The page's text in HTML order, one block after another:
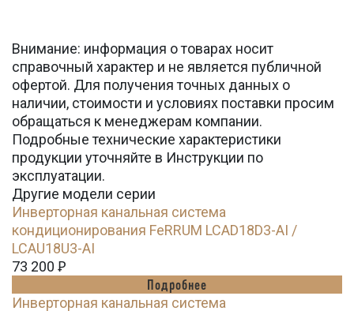
Внимание: информация о товарах носит
справочный характер и не является публичной
офертой. Для получения точных данных о
наличии, стоимости и условиях поставки просим
обращаться к менеджерам компании.
Подробные технические характеристики
продукции уточняйте в Инструкции по
эксплуатации.
Другие модели серии
Инверторная канальная система
кондиционирования FeRRUM LCAD18D3-AI /
LCAU18U3-AI
73 200 Ꝑ
Подробнее
Инверторная канальная система